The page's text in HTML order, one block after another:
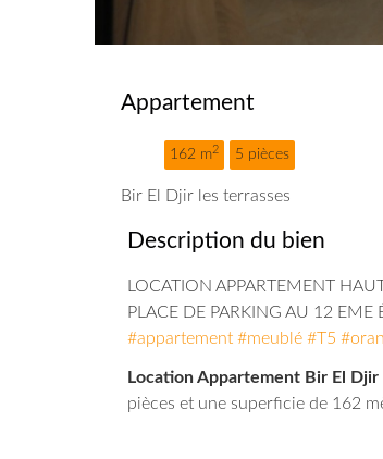
Appartement
162 m2 5 pièces
Bir El Djir les terrasses
Description du bien
LOCATION APPARTEMENT
PLACE DE PARKING AU 12 EME
#appartement #meublé #T5 #oran
Location Appartement Bir El Djir
pièces et une superficie de 162